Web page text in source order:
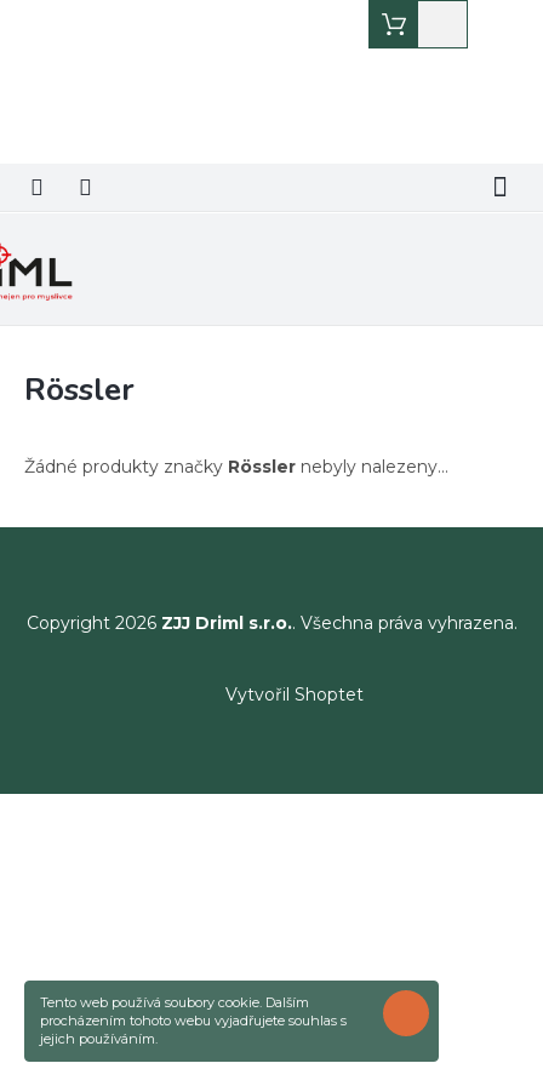
Tento web používá soubory cookie. Dalším
procházením tohoto webu vyjadřujete souhlas s
jejich používáním.
ROZUMÍM
košík
Rössler
Žádné produkty značky Rössler nebyly nalezeny...
Copyright 2026 ZJJ Driml s.r.o.. Všechna práva vyhrazena.
Vytvořil Shoptet